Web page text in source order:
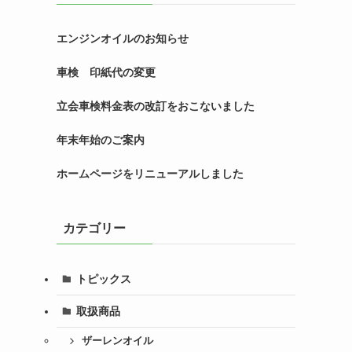
エンジンオイルのお知らせ
車検 印紙代の変更
立会車検料金表の改訂をおこないました
年末年始のご案内
ホームページをリニューアルしました
カテゴリー
トピックス
取扱商品
ザーレンオイル